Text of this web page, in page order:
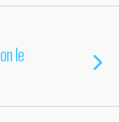
le